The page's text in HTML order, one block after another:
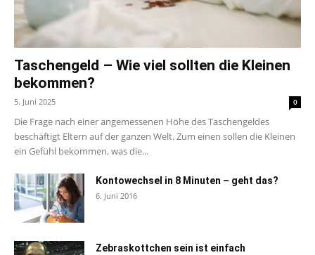
Taschengeld – Wie viel sollten die Kleinen
bekommen?
5. Juni 2025 0
Die Frage nach einer angemessenen Höhe des Taschengeldes
beschäftigt Eltern auf der ganzen Welt. Zum einen sollen die Kleinen
ein Gefühl bekommen, was die...
Kontowechsel in 8 Minuten – geht das?
6. Juni 2016
Zebraskottchen sein ist einfach